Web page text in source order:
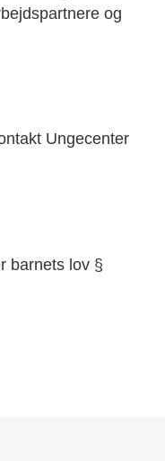
og
Ungecenter
barnets lov §